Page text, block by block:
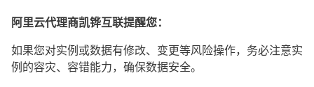
阿里云代理商凯铧互联提醒您：
如果您对实例或数据有修改、变更等风险操作，务必注意实
例的容灾、容错能力，确保数据安全。